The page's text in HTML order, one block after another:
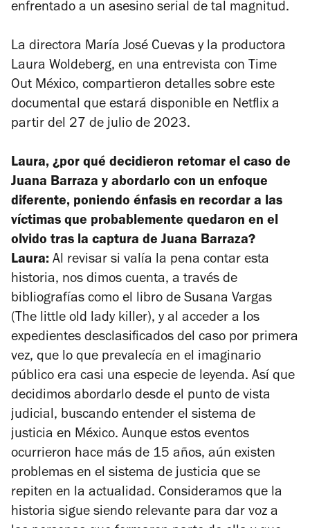
enfrentado a un asesino serial de tal magnitud.
La directora María José Cuevas y la productora
Laura Woldeberg, en una entrevista con Time
Out México, compartieron detalles sobre este
documental que estará disponible en Netflix a
partir del 27 de julio de 2023.
Laura, ¿por qué decidieron retomar el caso de
Juana Barraza y abordarlo con un enfoque
diferente, poniendo énfasis en recordar a las
víctimas que probablemente quedaron en el
olvido tras la captura de Juana Barraza?
Laura: Al revisar si valía la pena contar esta
historia, nos dimos cuenta, a través de
bibliografías como el libro de Susana Vargas
(The little old lady killer), y al acceder a los
expedientes desclasificados del caso por primera
vez, que lo que prevalecía en el imaginario
público era casi una especie de leyenda. Así que
decidimos abordarlo desde el punto de vista
judicial, buscando entender el sistema de
justicia en México. Aunque estos eventos
ocurrieron hace más de 15 años, aún existen
problemas en el sistema de justicia que se
repiten en la actualidad. Consideramos que la
historia sigue siendo relevante para dar voz a